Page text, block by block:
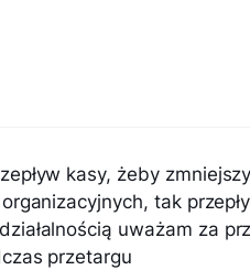
kasy, żeby
tak
uważam za
przetargu